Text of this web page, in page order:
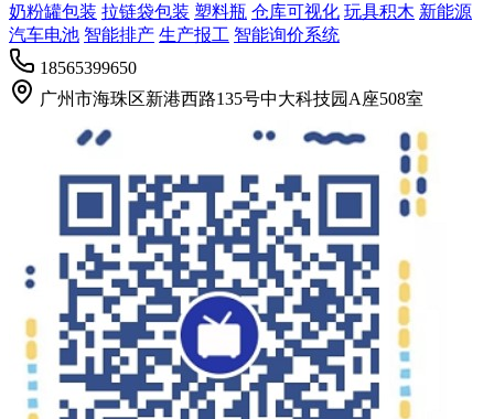
奶粉罐包装 拉链袋包装 塑料瓶 仓库可视化 玩具积木 新能源
汽车电池 智能排产 生产报工 智能询价系统
18565399650
广州市海珠区新港西路135号中大科技园A座508室